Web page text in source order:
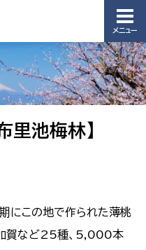
メニュー
里池梅林】
にこの地で作られた薄桃
加賀など25種、5,000本